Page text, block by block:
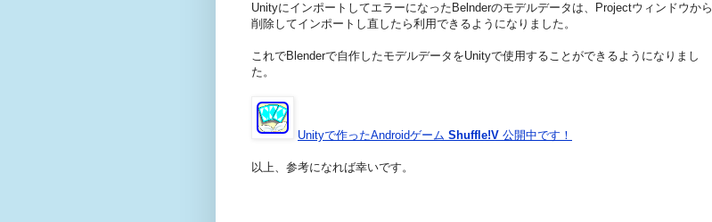
UnityにインポートしてエラーになったBelnderのモデルデータは、Projectウィンドウから
削除してインポートし直したら利用できるようになりました。
これでBlenderで自作したモデルデータをUnityで使用することができるようになりまし
た。
Unityで作ったAndroidゲーム Shuffle!V 公開中です！
以上、参考になれば幸いです。